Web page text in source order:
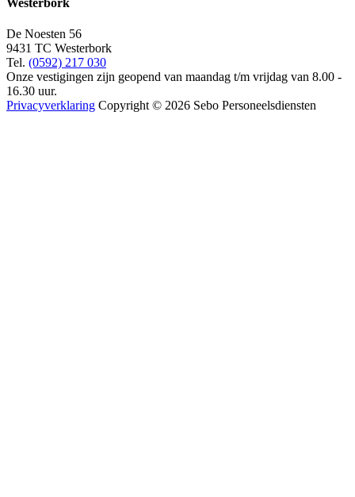
Westerbork
De Noesten 56
9431 TC Westerbork
Tel. (0592) 217 030
Onze vestigingen zijn geopend van maandag t/m vrijdag van 8.00 -
16.30 uur.
Privacyverklaring Copyright © 2026 Sebo Personeelsdiensten